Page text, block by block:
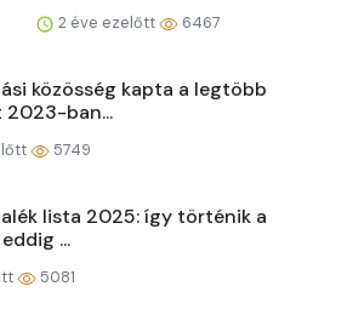
2 éve ezelőtt 6467
közösség kapta a legtöbb
2023-ban...
5749
lista 2025: így történik a
...
5081